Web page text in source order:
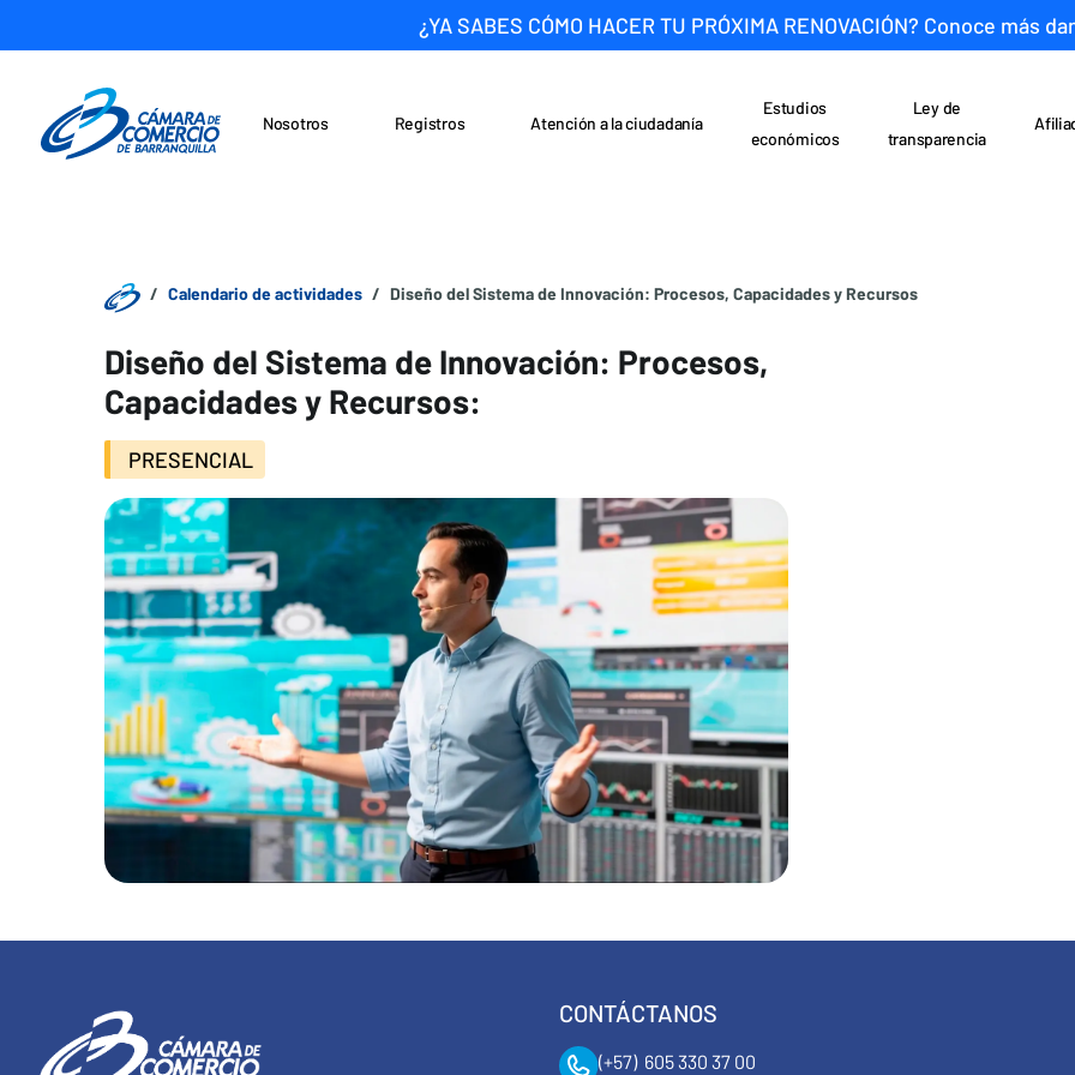
¿YA SABES CÓMO HACER TU PRÓXIMA RENOVACIÓN? Conoce más
Nosotros Registros
Atención a la ciudadanía
Estudios
económicos
Ley de
transparencia
Calendario de actividades Diseño del Sistema de Innovación: Procesos, Capacidades y Recursos
Diseño del Sistema de Innovación: Procesos,
Capacidades y Recursos:
PRESENCIAL
CONTÁCTANOS
(+57) 605 330 37 00